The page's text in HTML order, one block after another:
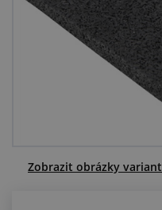
Další pryžové a plastové
Centrum poptávek
Zobrazit obrázky